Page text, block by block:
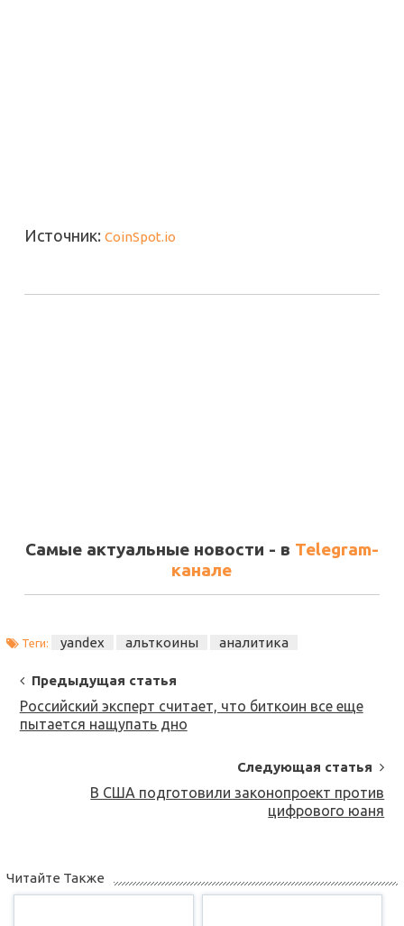
Источник: CoinSpot.io
Самые актуальные новости - в Telegram-
канале
Теги: yandex альткоины аналитика
Post
Navigation
Предыдущая статья
Российский эксперт считает, что биткоин все еще
пытается нащупать дно
Следующая статья
В США подготовили законопроект против
цифрового юаня
Читайте Также